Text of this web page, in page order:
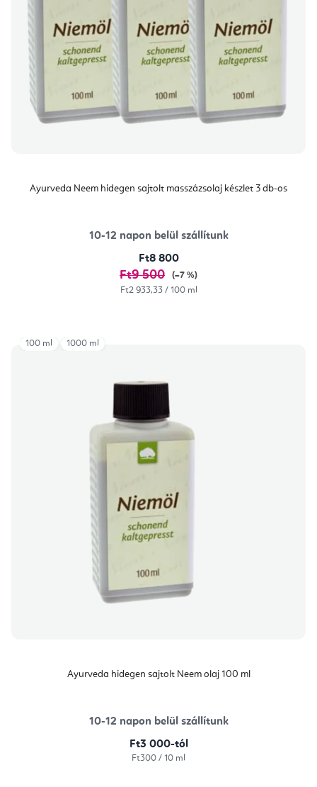
Ayurveda Neem hidegen sajtolt masszázsolaj készlet 3 db-os
10-12 napon belül szállítunk
Ft8 800
Ft9 500
(–7 %)
Egységár:
Ft2 933,33 / 100 ml
Ayurveda hidegen sajtolt Neem olaj 100 ml
10-12 napon belül szállítunk
Ft3 000-tól
Egységár:
Ft300 / 10 ml
100 ml 1000 ml